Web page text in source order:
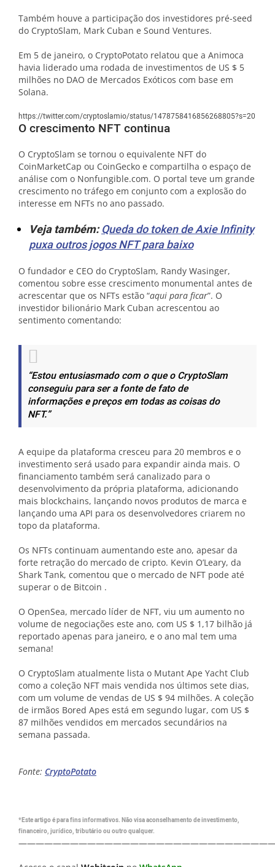
Também houve a participação dos investidores pré-seed
do CryptoSlam, Mark Cuban e Sound Ventures.
Em 5 de janeiro, o CryptoPotato relatou que a Animoca
havia liderado uma rodada de investimentos de US $ 5
milhões no DAO de Mercados Exóticos com base em
Solana.
https://twitter.com/cryptoslamio/status/1478758416856268805?s=20
O crescimento NFT continua
O CryptoSlam se tornou o equivalente NFT do
CoinMarketCap ou CoinGecko e compartilha o espaço de
análise com o Nonfungible.com. O portal teve um grande
crescimento no tráfego em conjunto com a explosão do
interesse em NFTs no ano passado.
Veja também:Queda do token de Axie Infinity
puxa outros jogos NFT para baixo
O fundador e CEO do CryptoSlam, Randy Wasinger,
comentou sobre esse crescimento monumental antes de
acrescentar que os NFTs estão “aqui para ficar”. O
investidor bilionário Mark Cuban acrescentou ao
sentimento comentando:
“Estou entusiasmado com o que o CryptoSlam
conseguiu para ser a fonte de fato de
informações e preços em todas as coisas do
NFT.”
A equipe da plataforma cresceu para 20 membros e o
investimento será usado para expandir ainda mais. O
financiamento também será canalizado para o
desenvolvimento da própria plataforma, adicionando
mais blockchains, lançando novos produtos de marca e
lançando uma API para os desenvolvedores criarem no
topo da plataforma.
Os NFTs continuam aumentando este ano, apesar da
forte retração do mercado de cripto. Kevin O’Leary, da
Shark Tank, comentou que o mercado de NFT pode até
superar o de Bitcoin .
O OpenSea, mercado líder de NFT, viu um aumento no
volume de negociações este ano, com US $ 1,17 bilhão já
reportado apenas para janeiro, e o ano mal tem uma
semana!
O CryptoSlam atualmente lista o Mutant Ape Yacht Club
como a coleção NFT mais vendida nos últimos sete dias,
com um volume de vendas de US $ 94 milhões. A coleção
de irmãos Bored Apes está em segundo lugar, com US $
87 milhões vendidos em mercados secundários na
semana passada.
Fonte: CryptoPotato
*Este artigo é para fins informativos. Não visa aconselhamento de investimento,
financeiro, jurídico, tributário ou outro qualquer.